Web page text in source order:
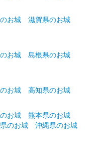
した。500枚限定。
バージョン
モチーフにした御城
あじさい・花菖蒲版
お城
滋賀県のお城
お城
島根県のお城
お城
高知県のお城
お城
熊本県のお城
のお城 沖縄県のお城